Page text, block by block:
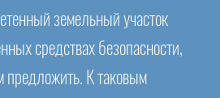
земельный участок
средствах безопасности,
предложить. К таковым